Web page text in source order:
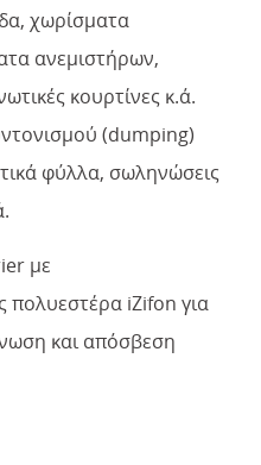
χωρίσματα
ανεμιστήρων,
κουρτίνες κ.ά.
(dumping)
φύλλα, σωληνώσεις
με
πολυεστέρα iZifon για
και απόσβεση